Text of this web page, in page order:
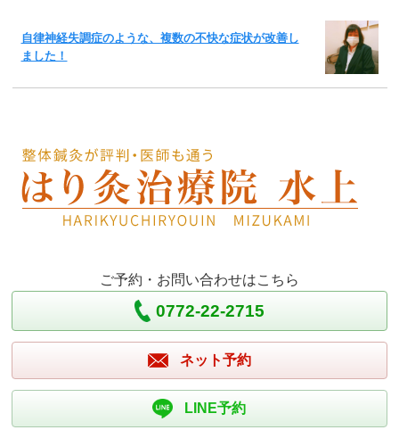
自律神経失調症のような、複数の不快な症状が改善し
ました！
ご予約・お問い合わせはこちら
0772-22-2715
ネット予約
LINE予約